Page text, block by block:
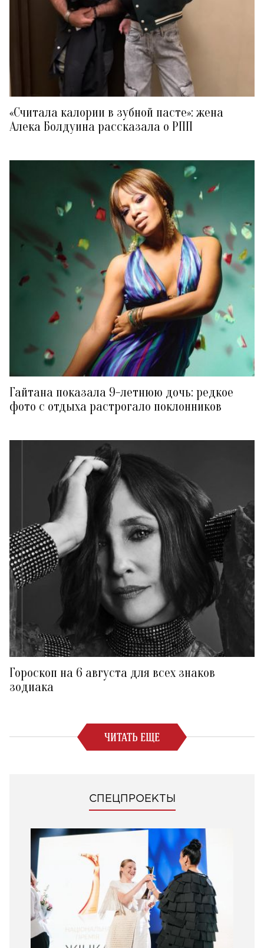
«Считала калории в зубной пасте»: жена
Алека Болдуина рассказала о РПП
Гайтана показала 9-летнюю дочь: редкое
фото с отдыха растрогало поклонников
Гороскоп на 6 августа для всех знаков
зодиака
ЧИТАТЬ ЕЩЕ
СПЕЦПРОЕКТЫ